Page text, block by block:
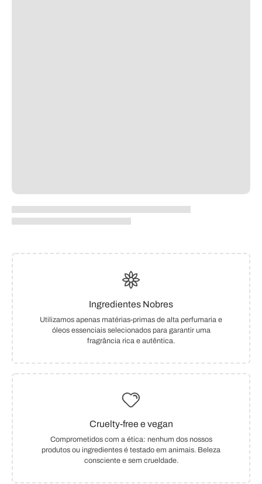
Ingredientes Nobres
Utilizamos apenas matérias-primas de alta perfumaria e
óleos essenciais selecionados para garantir uma
fragrância rica e autêntica.
Cruelty-free e vegan
Comprometidos com a ética: nenhum dos nossos
produtos ou ingredientes é testado em animais. Beleza
consciente e sem crueldade.